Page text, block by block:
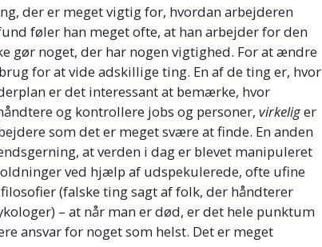
der er meget vigtig for, hvordan arbejderen
føler han meget ofte, at han arbejder for den
gør noget, der har nogen vigtighed. For at ændre
for at vide adskillige ting. En af de ting er, hvor
er det interessant at bemærke, hvor
og kontrollere jobs og personer, virkeliger
som det er meget svære at finde. En anden
at verden i dag er blevet manipuleret
ved hjælp af udspekulerede, ofte ufine
(falske ting sagt af folk, der håndterer
– at når man er død, er det hele punktum
ansvar for noget som helst. Det er meget